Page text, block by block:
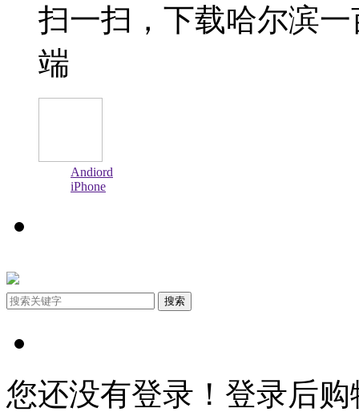
扫一扫，下载哈尔滨
端
Andiord
iPhone
搜索
您还没有登录！登录后